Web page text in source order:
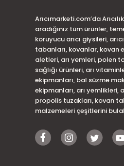
Arıcımarketi.com’da
aradığınız tüm ürünler,
koruyucu arıcı giysileri,
tabanları, kovanlar, kovan
aletleri, arı yemleri, polen
sağlığı ürünleri, arı
ekipmanları, bal süzme
ekipmanları, arı yemlikleri,
propolis tuzakları, kovan
malzemeleri çeşitlerini